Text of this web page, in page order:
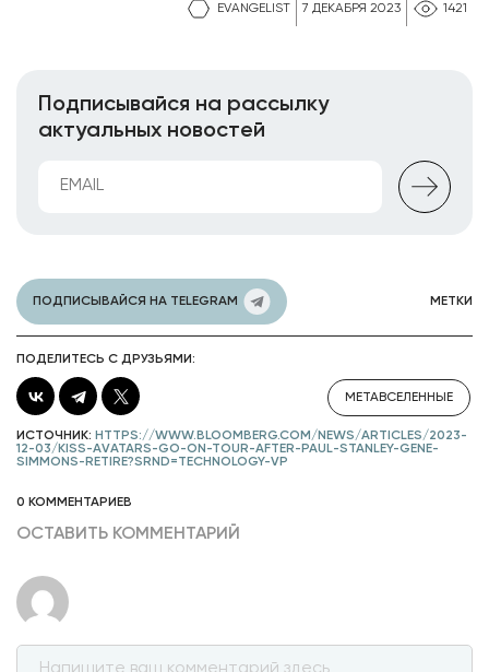
EVANGELIST 7 ДЕКАБРЯ 2023 1421
Подписывайся на рассылку
актуальных новостей
ПОДПИСЫВАЙСЯ НА TELEGRAM МЕТКИ
ПОДЕЛИТЕСЬ С ДРУЗЬЯМИ:
МЕТАВСЕЛЕННЫЕ
ИСТОЧНИК: HTTPS://WWW.BLOOMBERG.COM/NEWS/ARTICLES/2023-
12-03/KISS-AVATARS-GO-ON-TOUR-AFTER-PAUL-STANLEY-GENE-
SIMMONS-RETIRE?SRND=TECHNOLOGY-VP
0 КОММЕНТАРИЕВ
ОСТАВИТЬ КОММЕНТАРИЙ